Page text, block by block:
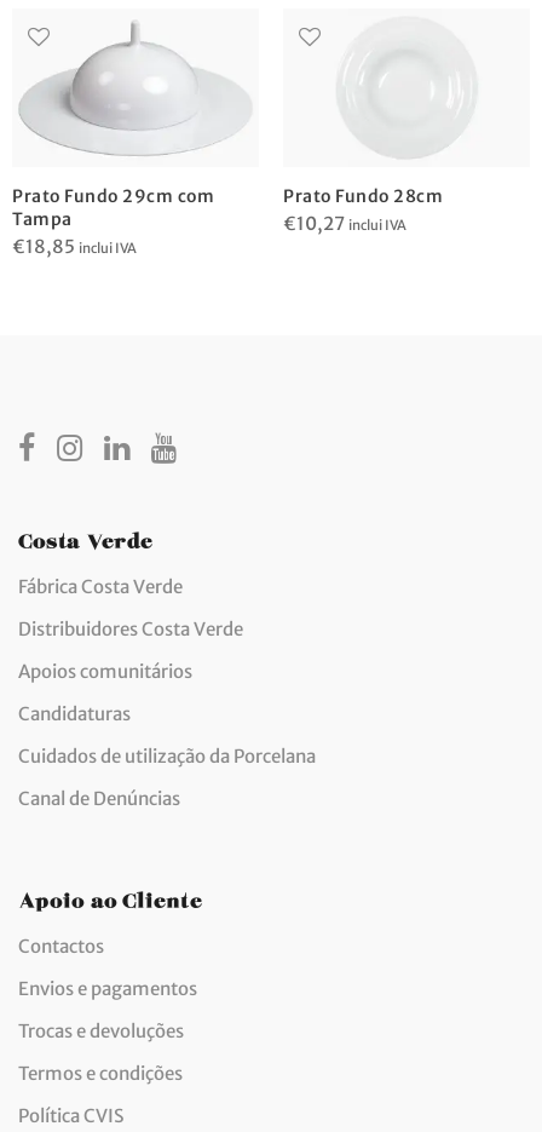
Prato Fundo 29cm com
Tampa
€18,85 inclui IVA
Prato Fundo 28cm
€10,27 inclui IVA
Costa Verde
Fábrica Costa Verde
Distribuidores Costa Verde
Apoios comunitários
Candidaturas
Cuidados de utilização da Porcelana
Canal de Denúncias
Apoio ao Cliente
Contactos
Envios e pagamentos
Trocas e devoluções
Termos e condições
Política CVIS